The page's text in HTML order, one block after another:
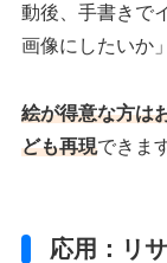
動後、手書きで
画像にしたいか
絵が得意な方は
ども再現できま
応用：リ